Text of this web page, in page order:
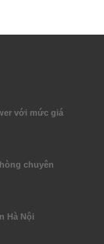
với mức giá
chuyên
Hà Nội